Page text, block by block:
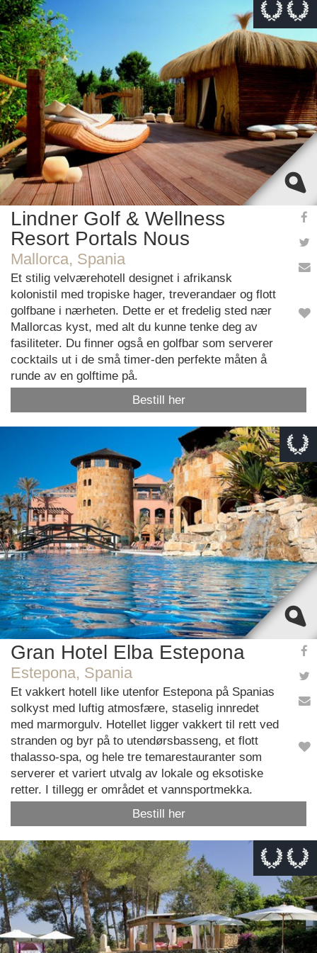
This page can't load Google Maps correctly.
Do you own this website?
OK
Lindner Golf & Wellness
Resort Portals Nous
Mallorca, Spania
Et stilig velværehotell designet i afrikansk
kolonistil med tropiske hager, treverandaer og flott
golfbane i nærheten. Dette er et fredelig sted nær
Mallorcas kyst, med alt du kunne tenke deg av
fasiliteter. Du finner også en golfbar som serverer
cocktails ut i de små timer-den perfekte måten å
runde av en golftime på.
Bestill her
This page can't load Google Maps correctly.
Do you own this website?
Gran Hotel Elba Estepona
Estepona, Spania
Et vakkert hotell like utenfor Estepona på Spanias
solkyst med luftig atmosfære, staselig innredet
med marmorgulv. Hotellet ligger vakkert til rett ved
stranden og byr på to utendørsbasseng, et flott
thalasso-spa, og hele tre temarestauranter som
serverer et variert utvalg av lokale og eksotiske
retter. I tillegg er området et vannsportmekka.
Bestill her
This page can't load Google Maps correctly.
Do you own this website?
OK